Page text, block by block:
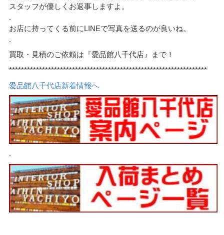
スタッフが優しくお返事しますよ。
.
お店に持ってくる前にLINEで写真を送るのが良いね。
.
買取・見積のご依頼は『愛品館八千代店』まで！
******************************************************************
愛品館八千代店新着情報へ
.